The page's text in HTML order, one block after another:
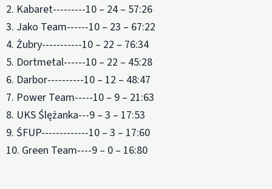
2. Kabaret---------10 – 24 – 57:26
3. Jako Team------10 – 23 – 67:22
4. Żubry-----------10 – 22 – 76:34
5. Dortmetal------10 – 22 – 45:28
6. Darbor----------10 – 12 – 48:47
7. Power Team-----10 – 9 – 21:63
8. UKS Ślężanka---9 – 3 – 17:53
9. ŚFUP-------------10 – 3 – 17:60
10. Green Team----9 – 0 – 16:80